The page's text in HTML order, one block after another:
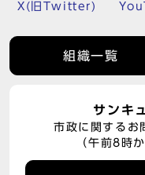
X(旧Twitter)
組織一覧
サンキ
市政に関するお
（午前8時